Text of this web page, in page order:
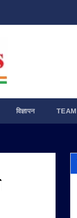
विज्ञापन TEAM